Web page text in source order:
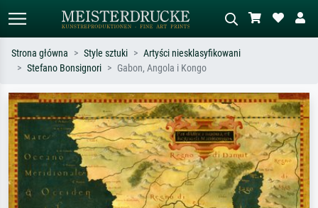
Szukaj wg artysty, tytułu lub stylu – np.
Monet, Gwiaździsta noc,
impresjonizm, fala Hokusaia, akt.
Opisz scenę – np. zielona łąka,
abstrakcja z czerwienią, ciemny olej,
stojący akt obok drzewa.
Strona główna Style sztuki
Artyści niesklasyfikowani
Stefano Bonsignori
Gabon, Angola i Kongo